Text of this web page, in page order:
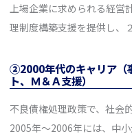
上場企業に求められる経
理制度構築支援を提供し、
②2000年代のキャリア（
ト、Ｍ＆Ａ支援）
不良債権処理政策で、社会
2005年～2006年には、中